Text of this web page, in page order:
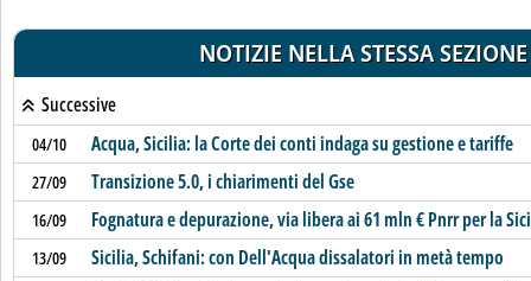
NOTIZIE NELLA STESSA SEZIONE
Successive
04/10 Acqua, Sicilia: la Corte dei conti indaga su gestione e tariffe
27/09 Transizione 5.0, i chiarimenti del Gse
16/09 Fognatura e depurazione, via libera ai 61 mln € Pnrr per la
13/09 Sicilia, Schifani: con Dell'Acqua dissalatori in metà tempo